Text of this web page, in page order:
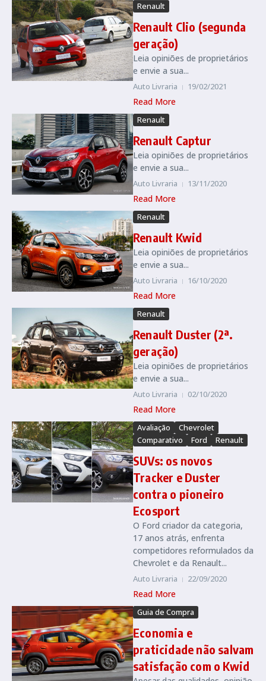
Renault
Renault Clio (segunda
geração)
Leia opiniões de proprietários
e envie a sua...
Auto Livraria 19/02/2021
Read More
Renault
Renault Captur
Leia opiniões de proprietários
e envie a sua...
Auto Livraria 13/11/2020
Read More
Renault
Renault Kwid
Leia opiniões de proprietários
e envie a sua...
Auto Livraria 16/10/2020
Read More
Renault
Renault Duster (2ª.
geração)
Leia opiniões de proprietários
e envie a sua...
Auto Livraria 02/10/2020
Read More
Avaliação
Chevrolet
Comparativo
Ford Renault
SUVs: os novos
Tracker e Duster
contra o pioneiro
Ecosport
O Ford criador da categoria,
17 anos atrás, enfrenta
competidores reformulados da
Chevrolet e da Renault...
Auto Livraria 22/09/2020
Read More
Guia de Compra
Economia e
praticidade não salvam
satisfação com o Kwid